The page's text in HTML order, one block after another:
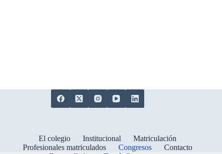
El colegio Institucional
Matriculación
Profesionales matriculados
Congresos
Contacto